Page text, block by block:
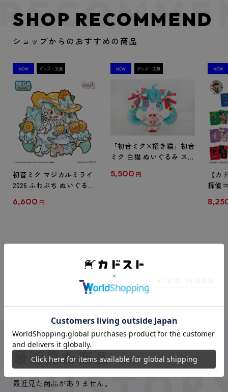
SHOP RECOMMEND
ショップからのおすすめの商品
初音ミク マジカルミライ
2026 ふわぷち ぬいぐるみ
6,600 円
「初音ミク×招き猫」初音
ミク 白猫 ぬいぐるみ スタ
5,500 円
【カ
探偵
クリ
最近見た商品
最近見た商品がありません。